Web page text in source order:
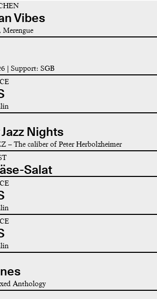
Vibes
Merengue
| Support: SGB
Nights
– The caliber of Peter Herbolzheimer
Salat
Anthology